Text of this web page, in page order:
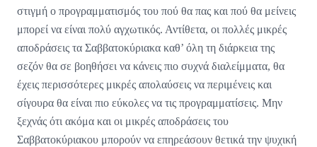
στιγμή ο προγραμματισμός του πού θα πας και πού θα μείνεις
μπορεί να είναι πολύ αγχωτικός. Αντίθετα, οι πολλές μικρές
αποδράσεις τα Σαββατοκύριακα καθ’ όλη τη διάρκεια της
σεζόν θα σε βοηθήσει να κάνεις πιο συχνά διαλείμματα, θα
έχεις περισσότερες μικρές απολαύσεις να περιμένεις και
σίγουρα θα είναι πιο εύκολες να τις προγραμματίσεις. Μην
ξεχνάς ότι ακόμα και οι μικρές αποδράσεις του
Σαββατοκύριακου μπορούν να επηρεάσουν θετικά την ψυχική